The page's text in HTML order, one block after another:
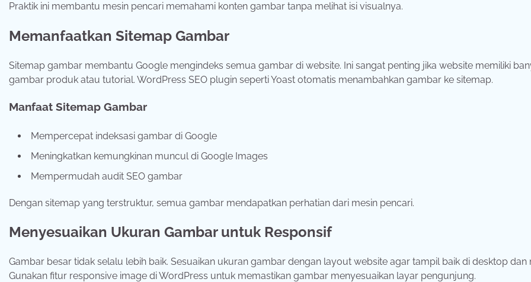
Praktik ini membantu mesin pencari memahami konten gambar tanpa melihat isi visualnya.
Memanfaatkan Sitemap Gambar
Sitemap gambar membantu Google mengindeks semua gambar di website. Ini sangat penting jika website memiliki
gambar produk atau tutorial. WordPress SEO plugin seperti Yoast otomatis menambahkan gambar ke sitemap.
Manfaat Sitemap Gambar
Mempercepat indeksasi gambar di Google
Meningkatkan kemungkinan muncul di Google Images
Mempermudah audit SEO gambar
Dengan sitemap yang terstruktur, semua gambar mendapatkan perhatian dari mesin pencari.
Menyesuaikan Ukuran Gambar untuk Responsif
Gambar besar tidak selalu lebih baik. Sesuaikan ukuran gambar dengan layout website agar tampil baik di desktop dan
Gunakan fitur responsive image di WordPress untuk memastikan gambar menyesuaikan layar pengunjung.